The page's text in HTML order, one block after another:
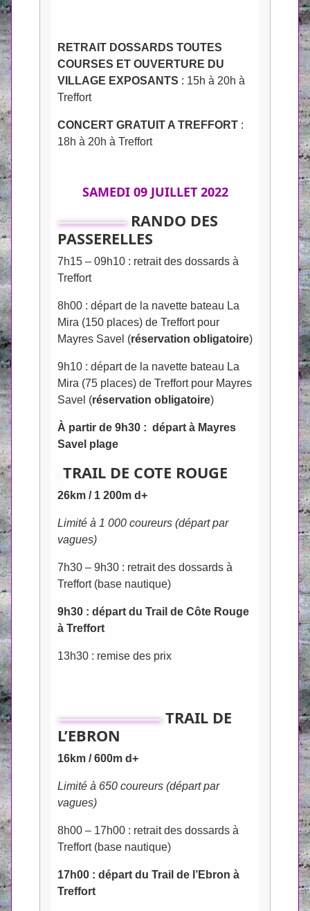
RETRAIT DOSSARDS TOUTES
COURSES ET OUVERTURE DU
VILLAGE EXPOSANTS : 15h à 20h à
Treffort
CONCERT GRATUIT A TREFFORT :
18h à 20h à Treffort
SAMEDI 09 JUILLET 2022
RANDO DES
PASSERELLES
7h15 – 09h10 : retrait des dossards à
Treffort
8h00 : départ de la navette bateau La
Mira (150 places) de Treffort pour
Mayres Savel (réservation obligatoire)
9h10 : départ de la navette bateau La
Mira (75 places) de Treffort pour Mayres
Savel (réservation obligatoire)
À partir de 9h30 : départ à Mayres
Savel plage
TRAIL DE COTE ROUGE
26km / 1 200m d+
Limité à 1 000 coureurs (départ par
vagues)
7h30 – 9h30 : retrait des dossards à
Treffort (base nautique)
9h30 : départ du Trail de Côte Rouge
à Treffort
13h30 : remise des prix
TRAIL DE
L’EBRON
16km / 600m d+
Limité à 650 coureurs (départ par
vagues)
8h00 – 17h00 : retrait des dossards à
Treffort (base nautique)
17h00 : départ du Trail de l’Ebron à
Treffort